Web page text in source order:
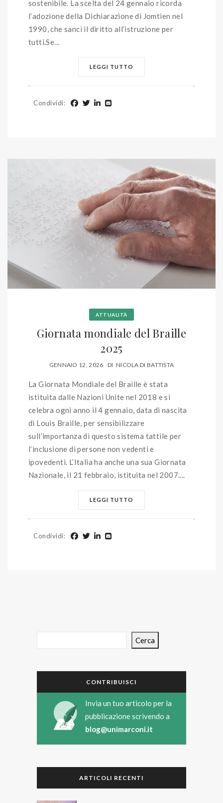
sostenibile. La scelta del 24 gennaio ricorda
l’adozione della Dichiarazione di Jomtien nel
1990, che sancì il diritto all’istruzione per
tutti.Se...
LEGGI TUTTO
Condividi:
ATTUALITÀ
Giornata mondiale del Braille
2025
GENNAIO 12, 2026 DI NICOLA DI BATTISTA
La Giornata Mondiale del Braille è stata
istituita dalle Nazioni Unite nel 2018 e si
celebra ogni anno il 4 gennaio, data di nascita
di Louis Braille, per sensibilizzare
sull’importanza di questo sistema tattile per
l’inclusione di persone non vedenti e
ipovedenti. L’Italia ha anche una sua Giornata
Nazionale, il 21 febbraio, istituita nel 2007....
LEGGI TUTTO
Condividi:
Cerca
CONTRIBUISCI
Invia un tuo articolo per la
pubblicazione scrivendo a
blog@unimarconi.it
ARTICOLI RECENTI